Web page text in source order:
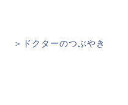
＞ドクターのつぶやき